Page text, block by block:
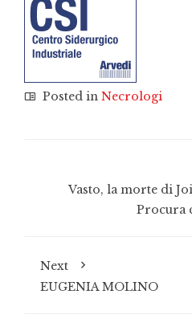
Posted in Necrologi
Vasto, la morte di
Procura
Next
EUGENIA MOLINO